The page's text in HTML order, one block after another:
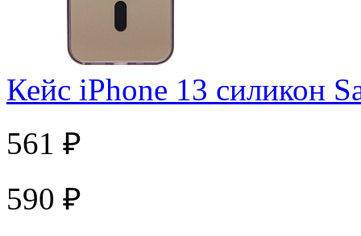
Кейс iPhone 13 силикон
561 ₽
590 ₽